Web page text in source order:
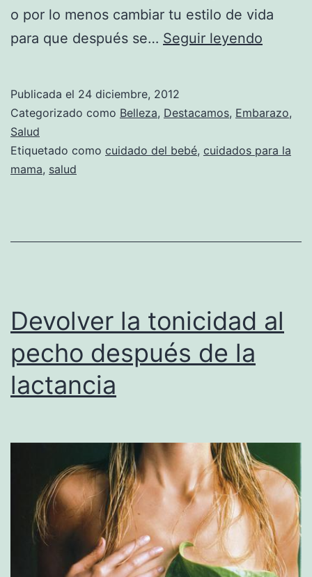
o por lo menos cambiar tu estilo de vida
para que después se… Seguir leyendo
figura
de
Publicada el 24 diciembre, 2012
Categorizado como Belleza, Destacamos, Embarazo,
Salud
Etiquetado como cuidado del bebé, cuidados para la
mama, salud
Devolver la tonicidad al
pecho después de la
lactancia